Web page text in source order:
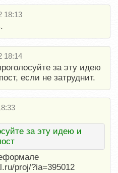
18:13
18:14
за эту идею
если не затруднит.
за эту идею и
proj/?ia=395012